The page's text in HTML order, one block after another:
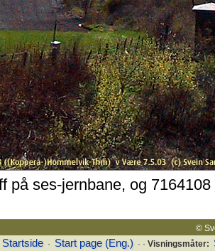
på ses-jernbane, og
©
Startside · Start page (Eng.) · · Visningsmåter: